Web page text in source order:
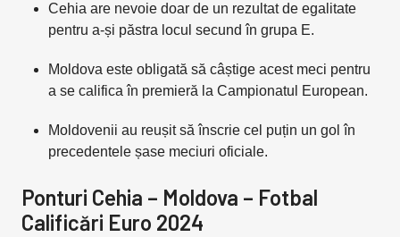
Cehia are nevoie doar de un rezultat de egalitate
pentru a-și păstra locul secund în grupa E.
Moldova este obligată să câștige acest meci pentru
a se califica în premieră la Campionatul European.
Moldovenii au reușit să înscrie cel puțin un gol în
precedentele șase meciuri oficiale.
Ponturi Cehia – Moldova – Fotbal
Calificări Euro 2024